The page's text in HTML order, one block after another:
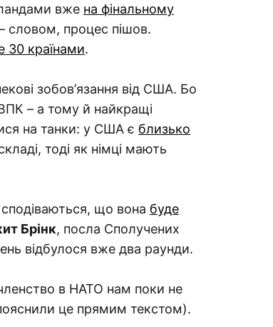
вже на фінальному
словом, процес пішов.
30 країнами.
зобов’язання від США. Бо
– а тому й найкращі
на танки: у США є близько
тоді як німці мають
що вона буде
Брінк, посла Сполучених
відбулося вже два раунди.
в НАТО нам поки не
це прямим текстом).